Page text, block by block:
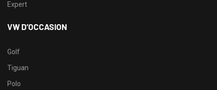
Expert
VW D’OCCASION
Golf
Tiguan
Polo